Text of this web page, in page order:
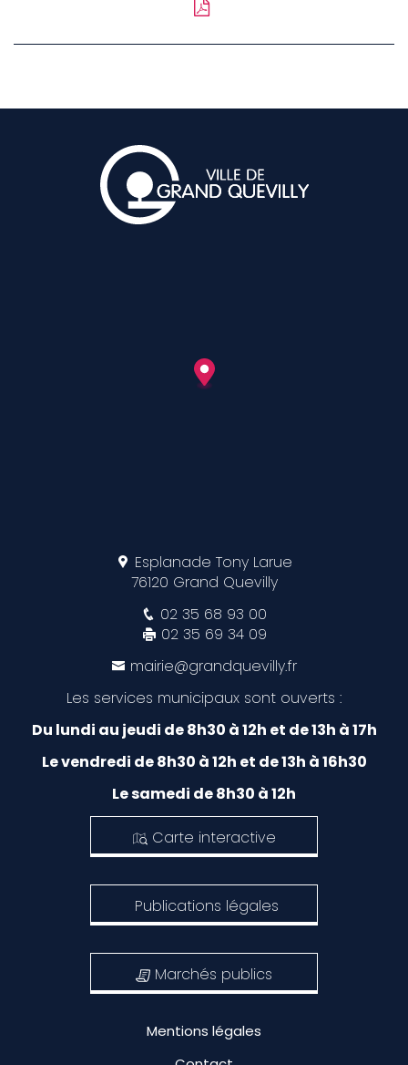
Esplanade Tony Larue
76120 Grand Quevilly
02 35 68 93 00
02 35 69 34 09
mairie@grandquevilly.fr
Les services municipaux sont ouverts :
Du lundi au jeudi de 8h30 à 12h et de 13h à 17h
Le vendredi de 8h30 à 12h et de 13h à 16h30
Le samedi de 8h30 à 12h
Carte interactive
Publications légales
Marchés publics
Mentions légales